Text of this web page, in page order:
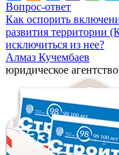
Вопрос-ответ
Как оспорить
развития территории
исключиться из нее?
Алмаз Кучембаев
юридическое